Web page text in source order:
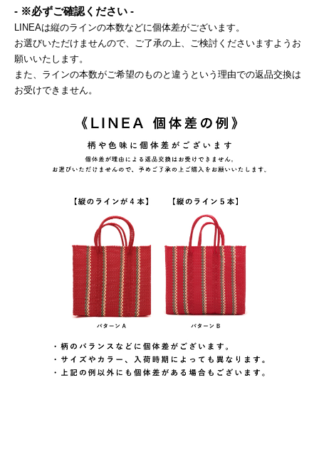
- ※必ずご確認ください -
LINEAは縦のラインの本数などに個体差がございます。
お選びいただけませんので、ご了承の上、ご検討くださいますようお
願いいたします。
また、ラインの本数がご希望のものと違うという理由での返品交換は
お受けできません。